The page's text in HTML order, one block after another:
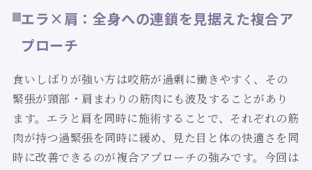
エラ×肩：全身への連鎖を見据えた複合ア
プローチ
食いしばりが強い方は咬筋が過剰に働きやすく、その
緊張が頸部・肩まわりの筋肉にも波及することがあり
ます。エラと肩を同時に施術することで、それぞれの筋
肉が持つ過緊張を同時に緩め、見た目と体の快適さを同
時に改善できるのが複合アプローチの強みです。今回は